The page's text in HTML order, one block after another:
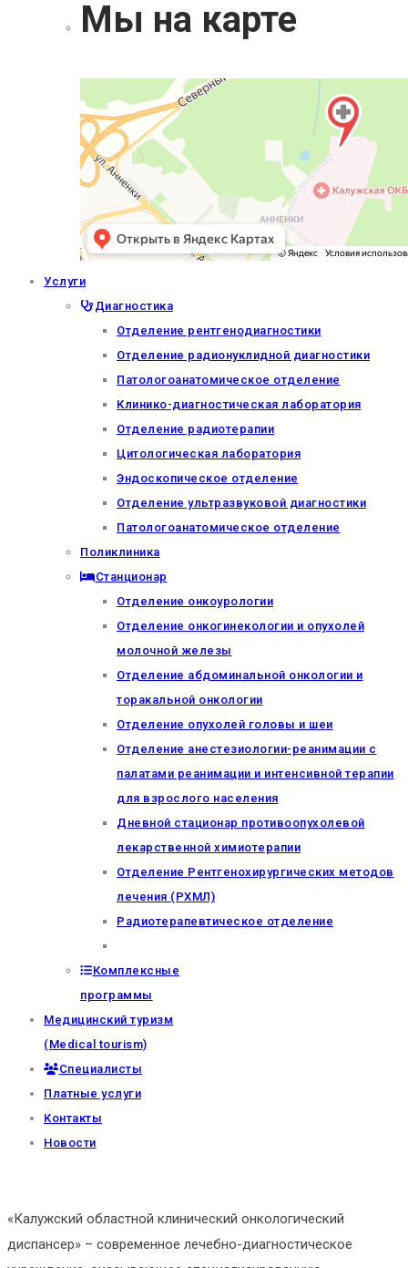
Мы на карте
Услуги
Диагностика
Отделение рентгенодиагностики
Отделение радионуклидной диагностики
Патологоанатомическое отделение
Клинико-диагностическая лаборатория
Отделение радиотерапии
Цитологическая лаборатория
Эндоскопическое отделение
Отделение ультразвуковой диагностики
Патологоанатомическое отделение
Поликлиника
Станционар
Отделение онкоурологии
Отделение онкогинекологии и опухолей
молочной железы
Отделение абдоминальной онкологии и
торакальной онкологии
Отделение опухолей головы и шеи
Отделение анестезиологии-реанимации с
палатами реанимации и интенсивной терапии
для взрослого населения
Дневной стационар противоопухолевой
лекарственной химиотерапии
Отделение Рентгенохирургических методов
лечения (РХМЛ)
Радиотерапевтическое отделение
Комплексные
программы
Медицинский туризм
(Medical tourism)
Специалисты
Платные услуги
Контакты
Новости
«Калужский областной клинический онкологический
диспансер» – современное лечебно-диагностическое